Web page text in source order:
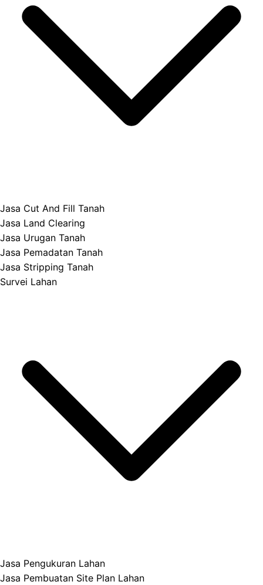
Jasa Cut And Fill Tanah
Jasa Land Clearing
Jasa Urugan Tanah
Jasa Pemadatan Tanah
Jasa Stripping Tanah
Survei Lahan
Jasa Pengukuran Lahan
Jasa Pembuatan Site Plan Lahan